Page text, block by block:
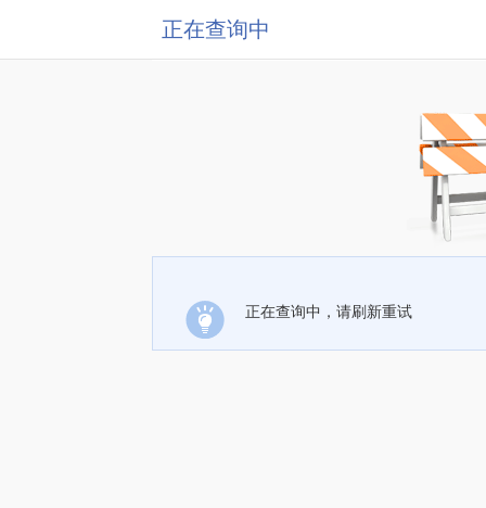
正在查询中
正在查询中，请刷新重试